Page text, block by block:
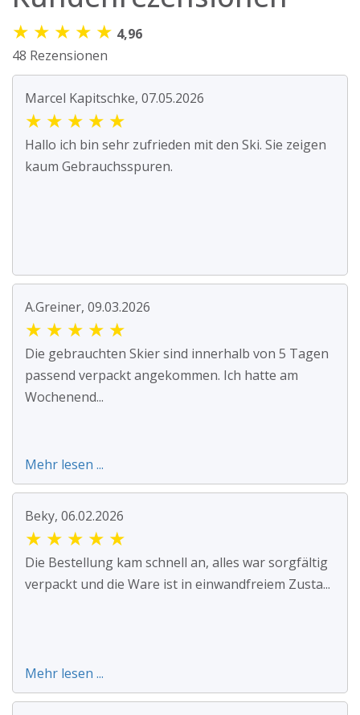
★ ★ ★ ★ ★ 4,96
48 Rezensionen
Marcel Kapitschke, 07.05.2026
★ ★ ★ ★ ★
Hallo ich bin sehr zufrieden mit den Ski. Sie zeigen
kaum Gebrauchsspuren.
A.Greiner, 09.03.2026
★ ★ ★ ★ ★
Die gebrauchten Skier sind innerhalb von 5 Tagen
passend verpackt angekommen. Ich hatte am
Wochenend...
Mehr lesen ...
Beky, 06.02.2026
★ ★ ★ ★ ★
Die Bestellung kam schnell an, alles war sorgfältig
verpackt und die Ware ist in einwandfreiem Zusta...
Mehr lesen ...